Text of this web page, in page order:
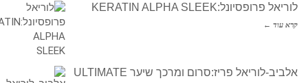
לוריאל פרופסיונל:KERATIN ALPHA SLEEK
קרא עוד ←
אלביב-לוריאל פריז:סרום ומרכך שיער ULTIMATE